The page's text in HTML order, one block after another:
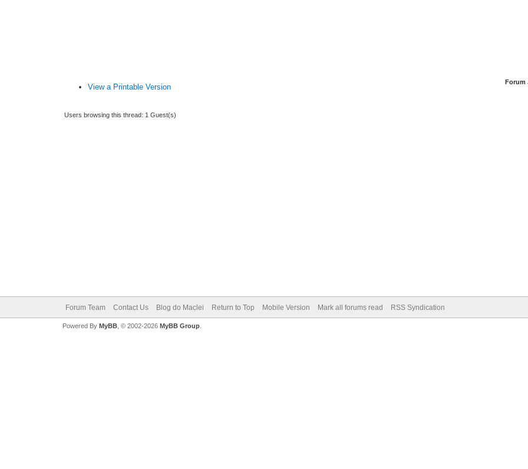
View a Printable Version
Forum
Users browsing this thread: 1 Guest(s)
Forum Team Contact Us Blog do Maclei Return to Top Mobile Version Mark all forums read RSS Syndication
Powered By MyBB, © 2002-2026 MyBB Group.